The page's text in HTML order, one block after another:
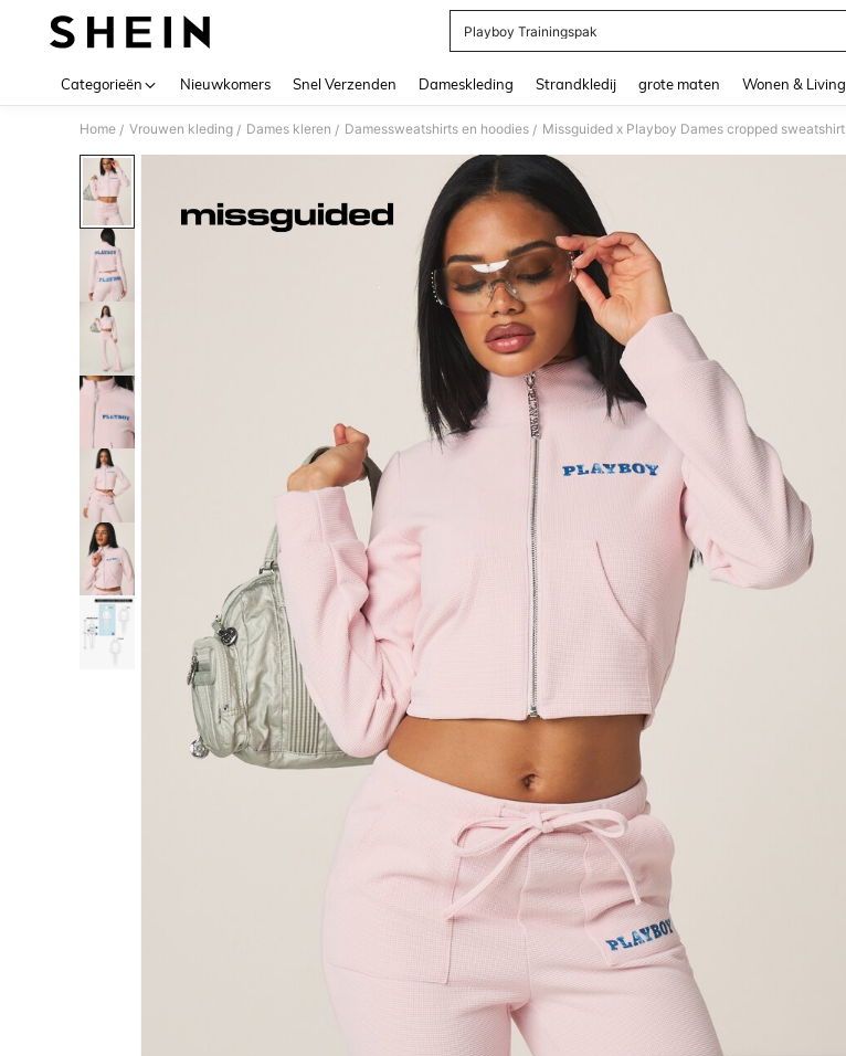
Playboy Trainingspak
Categorieën Nieuwkomers Snel Verzenden Dameskleding Strandkledij grote maten Wonen & Living
Home / Vrouwen kleding / Dames kleren / Damessweatshirts en hoodies /